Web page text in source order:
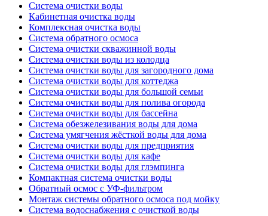
Система очистки воды
Кабинетная очистка воды
Комплексная очистка воды
Система обратного осмоса
Система очистки скважинной воды
Система очистки воды из колодца
Система очистки воды для загородного дома
Система очистки воды для коттеджа
Система очистки воды для большой семьи
Система очистки воды для полива огорода
Система очистки воды для бассейна
Система обезжелезивания воды для дома
Система умягчения жёсткой воды для дома
Система очистки воды для предприятия
Система очистки воды для кафе
Система очистки воды для глэмпинга
Компактная система очистки воды
Обратный осмос c УФ-фильтром
Монтаж системы обратного осмоса под мойку
Система водоснабжения с очисткой воды